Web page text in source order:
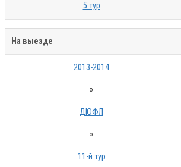
5 тур
На выезде
2013-2014
»
ДЮФЛ
»
11-й тур